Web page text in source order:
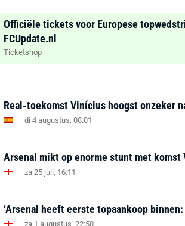
Officiële tickets voor Europese
FCUpdate.nl
Ticketshop
Real-toekomst Vinícius hoogst onzeker
di 4 augustus, 08:01
Arsenal mikt op enorme stunt met
za 25 juli, 16:11
‘Arsenal heeft eerste topaankoop
za 1 augustus, 22:50